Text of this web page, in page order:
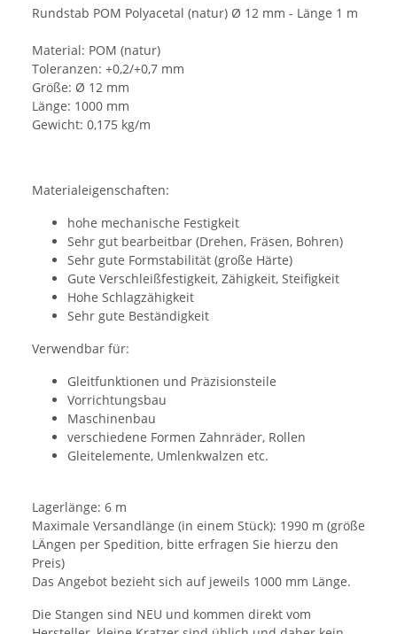
Rundstab POM Polyacetal (natur) Ø 12 mm - Länge 1 m
Material: POM (natur)
Toleranzen: +0,2/+0,7 mm
Größe: Ø 12 mm
Länge: 1000 mm
Gewicht: 0,175 kg/m
Materialeigenschaften:
hohe mechanische Festigkeit
Sehr gut bearbeitbar (Drehen, Fräsen, Bohren)
Sehr gute Formstabilität (große Härte)
Gute Verschleißfestigkeit, Zähigkeit, Steifigkeit
Hohe Schlagzähigkeit
Sehr gute Beständigkeit
Verwendbar für:
Gleitfunktionen und Präzisionsteile
Vorrichtungsbau
Maschinenbau
verschiedene Formen Zahnräder, Rollen
Gleitelemente, Umlenkwalzen etc.
Lagerlänge: 6 m
Maximale Versandlänge (in einem Stück): 1990 m (größe
LÄngen per Spedition, bitte erfragen Sie hierzu den
Preis)
Das Angebot bezieht sich auf jeweils 1000 mm Länge.
Die Stangen sind NEU und kommen direkt vom